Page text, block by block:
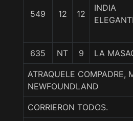
549 12 12
INDIA
635 NT 9 LA
ATRAQUELE COMPADRE,
NEWFOUNDLAND
CORRIERON TODOS.